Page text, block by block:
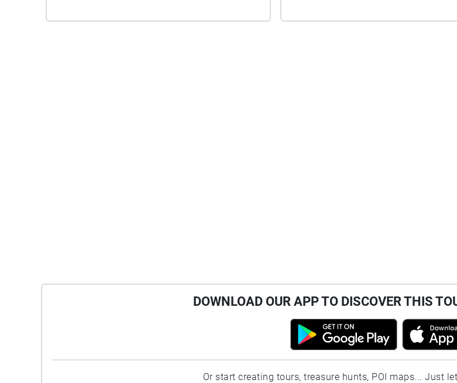
DOWNLOAD OUR APP TO DISCOVER THIS
Or start creating tours, treasure hunts, POI maps... Just